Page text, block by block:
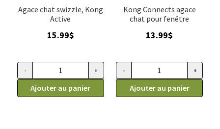
Agace chat swizzle, Kong
Active
15.99$
quantité de Agace chat swizzle, Kong Active
- +
Ajouter au panier
Kong Connects agace
chat pour fenêtre
13.99$
quantité de Kong Connects
- +
Ajouter au panier